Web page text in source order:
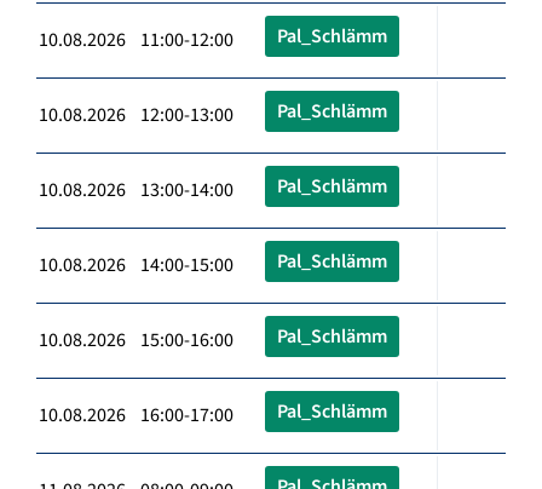
10.08.2026 11:00-12:00 Pal_Schlämm
10.08.2026 12:00-13:00 Pal_Schlämm
10.08.2026 13:00-14:00 Pal_Schlämm
10.08.2026 14:00-15:00 Pal_Schlämm
10.08.2026 15:00-16:00 Pal_Schlämm
10.08.2026 16:00-17:00 Pal_Schlämm